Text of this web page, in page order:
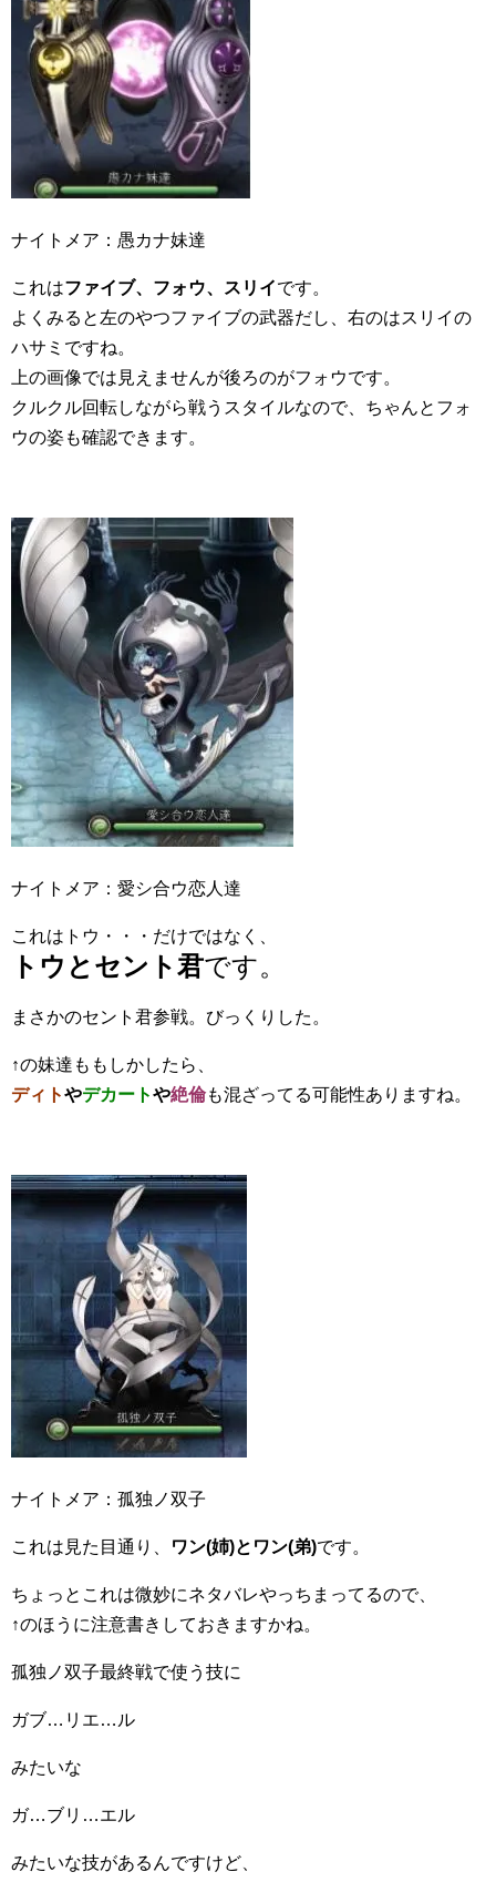
ナイトメア：愚カナ妹達
これはファイブ、フォウ、スリイです。
よくみると左のやつファイブの武器だし、右のはスリイの
ハサミですね。
上の画像では見えませんが後ろのがフォウです。
クルクル回転しながら戦うスタイルなので、ちゃんとフォ
ウの姿も確認できます。
ナイトメア：愛シ合ウ恋人達
これはトウ・・・だけではなく、
トウとセント君です。
まさかのセント君参戦。びっくりした。
↑の妹達ももしかしたら、
ディトやデカートや絶倫も混ざってる可能性ありますね。
ナイトメア：孤独ノ双子
これは見た目通り、 ワン(姉)とワン(弟)です。
ちょっとこれは微妙にネタバレやっちまってるので、
↑のほうに注意書きしておきますかね。
孤独ノ双子最終戦で使う技に
ガブ…リエ…ル
みたいな
ガ…ブリ…エル
みたいな技があるんですけど、